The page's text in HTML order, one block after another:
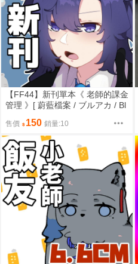
【FF44】新刊單本《 老師的課金
管理 》[ 蔚藍檔案 / ブルアカ / Bl
筑波 / 早瀨優香 / 100KG / 抱歉了
U卡 ]
售價 150 銷量:10